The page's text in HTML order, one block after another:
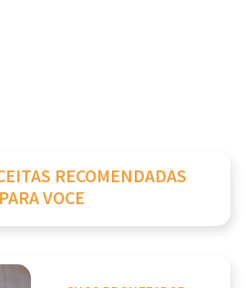
RECOMENDADAS
PARA VOCE